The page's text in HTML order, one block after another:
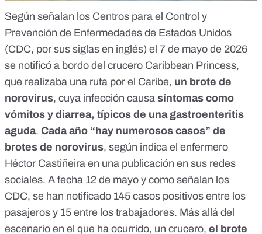
Según señalan los Centros para el Control y
Prevención de Enfermedades de Estados Unidos
(CDC, por sus siglas en inglés) el 7 de mayo de 2026
se notificó a bordo del crucero Caribbean Princess,
que realizaba una ruta por el Caribe, un brote de
norovirus, cuya infección causa síntomas como
vómitos y diarrea, típicos de una gastroenteritis
aguda. Cada año “hay numerosos casos” de
brotes de norovirus, según indica el enfermero
Héctor Castiñeira en una publicación en sus redes
sociales. A fecha 12 de mayo y como señalan los
CDC, se han notificado 145 casos positivos entre los
pasajeros y 15 entre los trabajadores. Más allá del
escenario en el que ha ocurrido, un crucero, el brote